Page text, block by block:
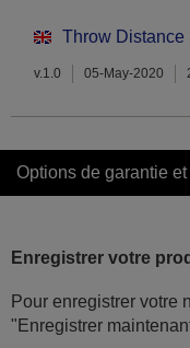
Throw Distance
v.1.0 05-May-2020
Options de garantie et
Enregistrer votre
Pour enregistrer votre
"Enregistrer